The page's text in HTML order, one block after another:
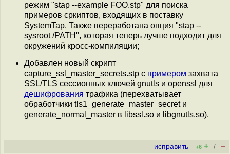
режим "stap --example FOO.stp" для поиска
примеров сркиптов, входящих в поставку
SystemTap. Также переработана опция "stap --
sysroot /PATH", которая теперь лучше подходит для
окружений кросс-компиляции;
Добавлен новый скрипт
capture_ssl_master_secrets.stp с примером захвата
SSL/TLS сессионных ключей gnutls и openssl для
дешифрования трафика (перехватывает
обработчики tls1_generate_master_secret и
generate_normal_master в libssl.so и libgnutls.so).
исправить +6 + / –